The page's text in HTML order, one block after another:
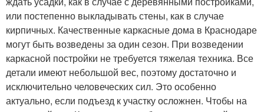
или постепенно выкладывать стены, как в случае
кирпичных. Качественные каркасные дома в Краснодаре
могут быть возведены за один сезон. При возведении
каркасной постройки не требуется тяжелая техника. Все
детали имеют небольшой вес, поэтому достаточно и
исключительно человеческих сил. Это особенно
актуально, если подъезд к участку осложнен. Чтобы на